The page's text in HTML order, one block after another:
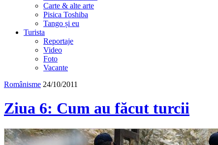
Carte & alte arte
Pisica Toshiba
Tango și eu
Turista
Reportaje
Video
Foto
Vacante
Românisme 24/10/2011
Ziua 6: Cum au făcut turcii